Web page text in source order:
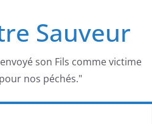
Sauveur
son Fils comme victime
nos péchés."